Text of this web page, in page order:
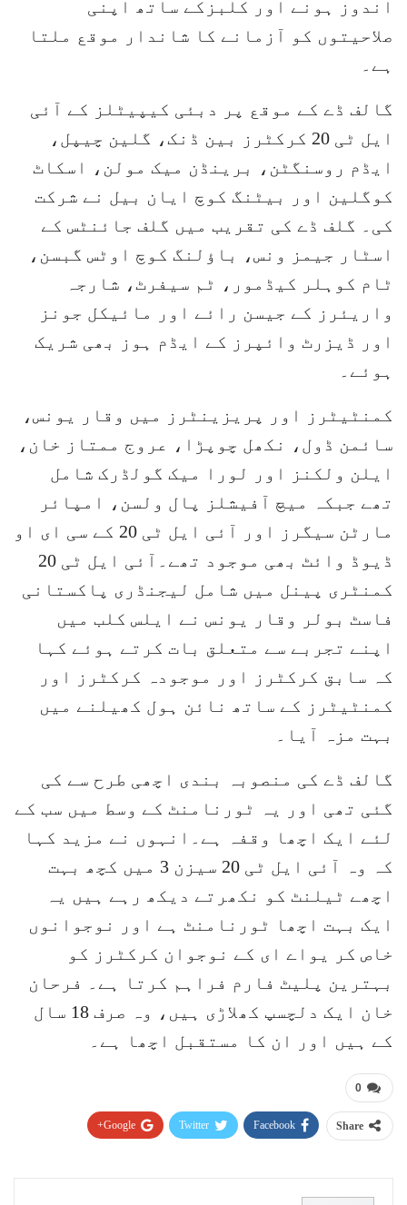
اندوز ہونے اور کلبزکے ساتھ اپنی
صلاحیتوں کو آزمانے کا شاندار موقع ملتا
ہے۔
گالف ڈے کے موقع پر دبئی کیپیٹلز کے آئی
ایل ٹی 20 کرکٹرز بین ڈنک، گلین چیپل،
ایڈم روسنگٹن، برینڈن میک مولن، اسکاٹ
کوگلین اور بیٹنگ کوچ ایان بیل نے شرکت
کی۔ گلف ڈے کی تقریب میں گلف جائنٹس کے
اسٹار جیمز ونس، باؤلنگ کوچ اوٹس گبسن،
ٹام کوہلر کیڈمور، ٹم سیفرٹ، شارجہ
واریئرز کے جیسن رائے اور مائیکل جونز
اور ڈیزرٹ وائپرز کے ایڈم ہوز بھی شریک
ہوئے۔
کمنٹیٹرز اور پریزینٹرز میں وقار یونس،
سائمن ڈول، نکھل چوپڑا، عروج ممتاز خان،
ایلن ولکنز اور لورا میک گولڈرک شامل
تھے جبکہ میچ آفیشلز پال ولسن، امپائر
مارٹن سیگرز اور آئی ایل ٹی 20 کے سی ای او
ڈیوڈ وائٹ بھی موجود تھے۔آئی ایل ٹی 20
کمنٹری پینل میں شامل لیجنڈری پاکستانی
فاسٹ بولر وقار یونس نے ایلس کلب میں
اپنے تجربے سے متعلق بات کرتے ہوئے کہا
کہ سابق کرکٹرز اور موجودہ کرکٹرز اور
کمنٹیٹرز کے ساتھ نائن ہول کھیلنے میں
بہت مزہ آیا۔
گالف ڈے کی منصوبہ بندی اچھی طرح سے کی
گئی تھی اور یہ ٹورنامنٹ کے وسط میں سب کے
لئے ایک اچھا وقفہ ہے۔انہوں نے مزید کہا
کہ وہ آئی ایل ٹی 20 سیزن 3 میں کچھ بہت
اچھے ٹیلنٹ کو نکھرتے دیکھ رہے ہیں یہ
ایک بہت اچھا ٹورنامنٹ ہے اور نوجوانوں
خاص کر یواے ای کے نوجوان کرکٹرز کو
بہترین پلیٹ فارم فراہم کرتا ہے۔ فرحان
خان ایک دلچسپ کھلاڑی ہیں، وہ صرف 18 سال
کے ہیں اور ان کا مستقبل اچھا ہے۔
0
Share
Facebook
Twitter
Google+